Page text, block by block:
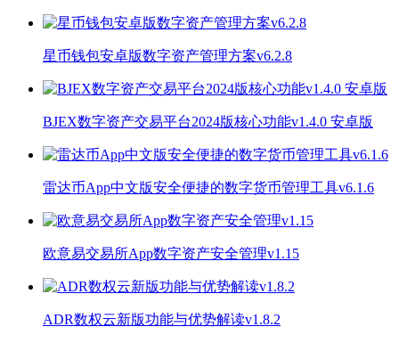
星币钱包安卓版数字资产管理方案v6.2.8
BJEX数字资产交易平台2024版核心功能v1.4.0 安卓版
雷达币App中文版安全便捷的数字货币管理工具v6.1.6
欧意易交易所App数字资产安全管理v1.15
ADR数权云新版功能与优势解读v1.8.2